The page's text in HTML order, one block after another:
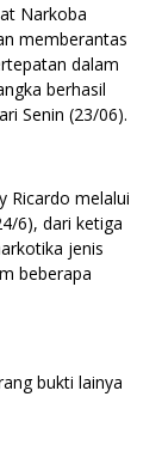
Narkoba
memberantas
dalam
berhasil
Senin (23/06).
Ricardo melalui
6), dari ketiga
jenis
beberapa
bukti lainya